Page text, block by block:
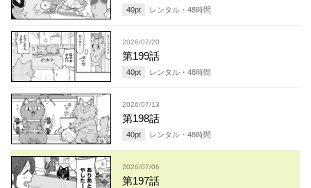
40pt レンタル・ 48時間
2026/07/20
第199話
40pt レンタル・ 48時間
2026/07/13
第198話
40pt レンタル・ 48時間
2026/07/06
第197話